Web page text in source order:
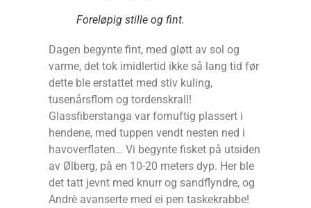
Foreløpig stille og fint.
Dagen begynte fint, med gløtt av sol og
varme, det tok imidlertid ikke så lang tid før
dette ble erstattet med stiv kuling,
tusenårsflom og tordenskrall!
Glassfiberstanga var fornuftig plassert i
hendene, med tuppen vendt nesten ned i
havoverflaten… Vi begynte fisket på utsiden
av Ølberg, på en 10-20 meters dyp. Her ble
det tatt jevnt med knurr og sandflyndre, og
Andrè avanserte med ei pen taskekrabbe!